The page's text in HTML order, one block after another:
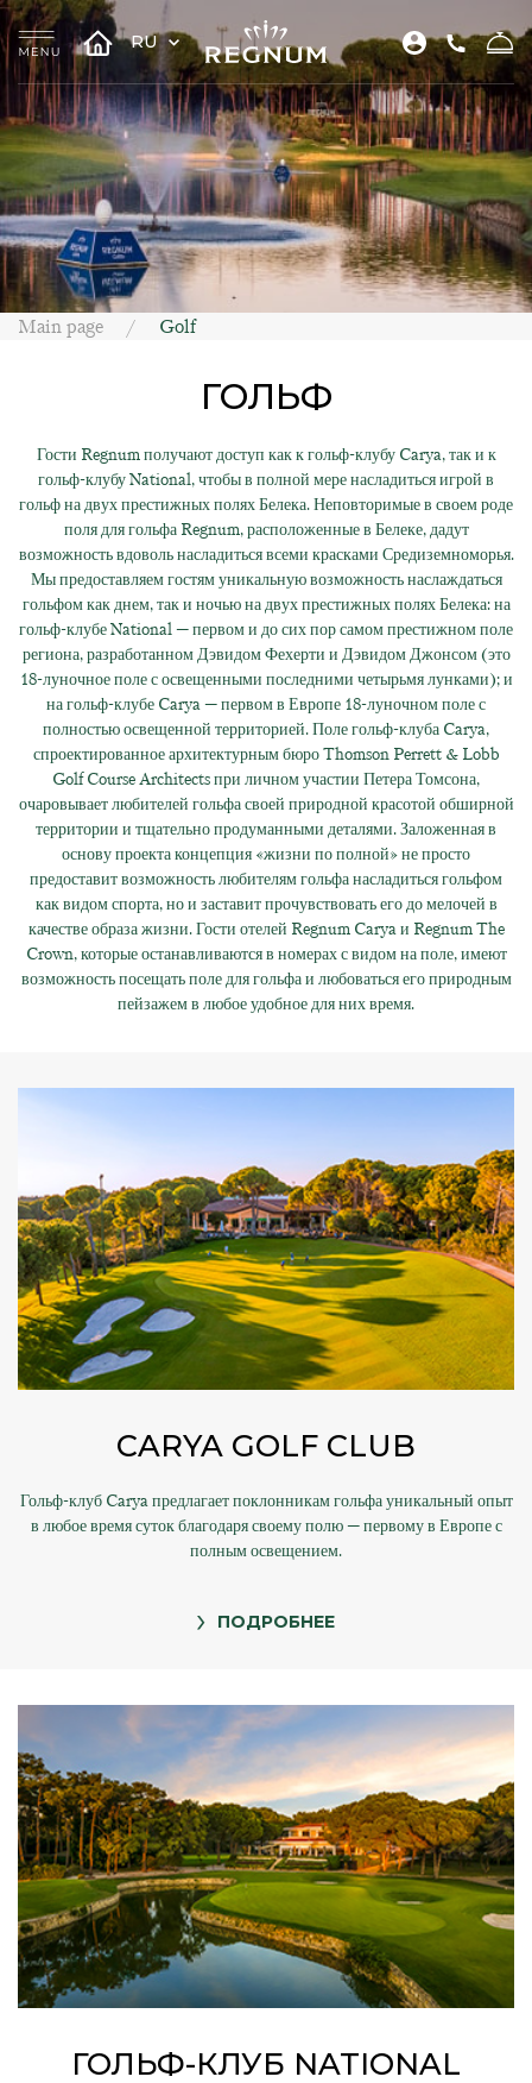
RU
Main page Golf
ГОЛЬФ
Гости Regnum получают доступ как к гольф-клубу Carya, так и к
гольф-клубу National, чтобы в полной мере насладиться игрой в
гольф на двух престижных полях Белека. Неповторимые в своем роде
поля для гольфа Regnum, расположенные в Белеке, дадут
возможность вдоволь насладиться всеми красками Средиземноморья.
Мы предоставляем гостям уникальную возможность наслаждаться
гольфом как днем, так и ночью на двух престижных полях Белека: на
гольф-клубе National — первом и до сих пор самом престижном поле
региона, разработанном Дэвидом Фехерти и Дэвидом Джонсом (это
18-луночное поле с освещенными последними четырьмя лунками); и
на гольф-клубе Carya — первом в Европе 18-луночном поле с
полностью освещенной территорией. Поле гольф-клуба Carya,
спроектированное архитектурным бюро Thomson Perrett & Lobb
Golf Course Architects при личном участии Петера Томсона,
очаровывает любителей гольфа своей природной красотой обширной
территории и тщательно продуманными деталями. Заложенная в
основу проекта концепция «жизни по полной» не просто
предоставит возможность любителям гольфа насладиться гольфом
как видом спорта, но и заставит прочувствовать его до мелочей в
качестве образа жизни. Гости отелей Regnum Carya и Regnum The
Crown, которые останавливаются в номерах с видом на поле, имеют
возможность посещать поле для гольфа и любоваться его природным
пейзажем в любое удобное для них время.
CARYA GOLF CLUB
Гольф-клуб Carya предлагает поклонникам гольфа уникальный опыт
в любое время суток благодаря своему полю — первому в Европе с
полным освещением.
ПОДРОБНЕЕ
ГОЛЬФ-КЛУБ NATIONAL